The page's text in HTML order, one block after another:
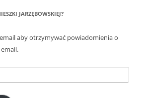
JARZĘBOWSKIEJ?
aby otrzymywać powiadomienia o